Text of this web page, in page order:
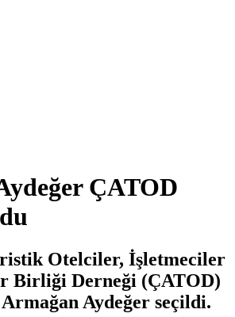
ÇATOD
Otelciler, İşletmeciler
Birliği Derneği (ÇATOD)
Armağan Aydeğer seçildi.